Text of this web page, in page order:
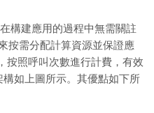
構建應用的過程中無需關註
按需分配計算資源並保證應
按照呼叫次數進行計費，有效
構如上圖所示。其優點如下所